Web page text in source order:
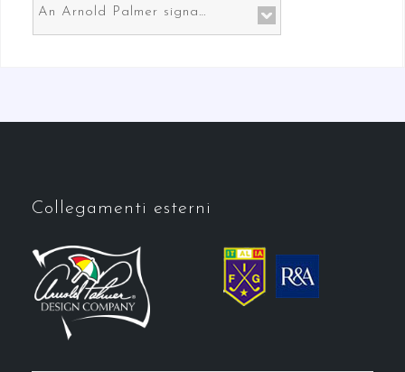
An Arnold Palmer signature course in Prato the gateway to Florence
Collegamenti esterni